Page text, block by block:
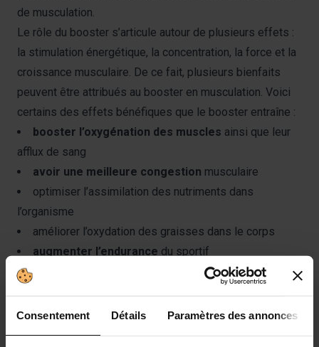
Consentement Détails Paramètres des annonces
de musculation.
Le rôle du booster s’articule autour de plusieurs effets :
la stimulation énergétique, la concentration, la force et la
croissance musculaire. De ce fait, plusieurs bienfaits
peuvent être attribués au booster en musculation. Voici
certains des effets bénéfiques que le booster entraîne :
booster l’oxygénation des muscles ainsi que leur
afflux de sang
avoir une meilleure congestion musculaire
optimiser l’assimilation des nutriments dans
l’organisme
améliorer l’oxydation des graisses dans le corps
augmenter l’endurance du sportif
optimiser la récupération du pratiquant entre chaque
accroitre les capacités physiques du sportif en lui